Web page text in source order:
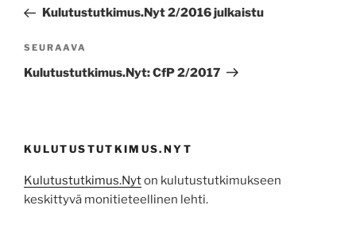
artikkeli
Kulutustutkimus.Nyt 2/2016 julkaistu
Seuraava
artikkeli
SEURAAVA
Kulutustutkimus.Nyt: CfP 2/2017
KULUTUSTUTKIMUS.NYT
Kulutustutkimus.Nyton kulutustutkimukseen
keskittyvä monitieteellinen lehti.